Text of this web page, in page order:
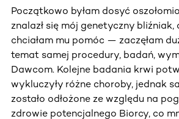
Początkowo byłam dosyć
znalazł się mój genetyczny bliźniak,
chciałam mu pomóc — zaczęłam
temat samej procedury, badań,
Dawcom. Kolejne badania krwi
wykluczyły różne choroby, jednak
zostało odłożone ze względu na
zdrowie potencjalnego Biorcy, co